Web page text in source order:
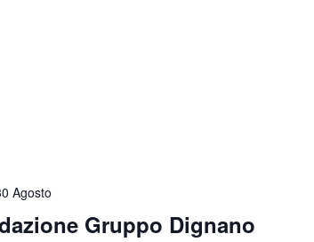
Gruppo Dignano
Agosto